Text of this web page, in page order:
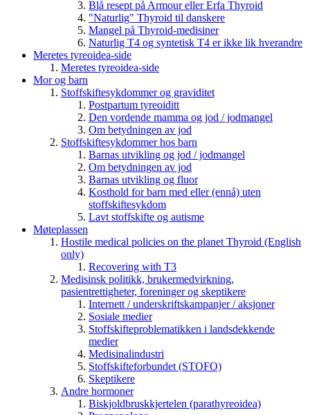
Blå resept på Armour eller Erfa Thyroid
"Naturlig" Thyroid til danskere
Mangel på Thyroid-medisiner
Naturlig T4 og syntetisk T4 er ikke lik hverandre
Meretes tyreoidea-side
Meretes tyreoidea-side
Mor og barn
Stoffskiftesykdommer og graviditet
Postpartum tyreoiditt
Den vordende mamma og jod / jodmangel
Om betydningen av jod
Stoffskiftesykdommer hos barn
Barnas utvikling og jod / jodmangel
Om betydningen av jod
Barnas utvikling og fluor
Kosthold for barn med eller (ennå) uten
stoffskiftesykdom
Lavt stoffskifte og autisme
Møteplassen
Hostile medical policies on the planet Thyroid (English
only)
Recovering with T3
Medisinsk politikk, brukermedvirkning,
pasientrettigheter, foreninger og skeptikere
Internett / underskriftskampanjer / aksjoner
Sosiale medier
Stoffskifteproblematikken i landsdekkende
medier
Medisinalindustri
Stoffskifteforbundet (STOFO)
Skeptikere
Andre hormoner
Biskjoldbruskkjertelen (parathyreoidea)